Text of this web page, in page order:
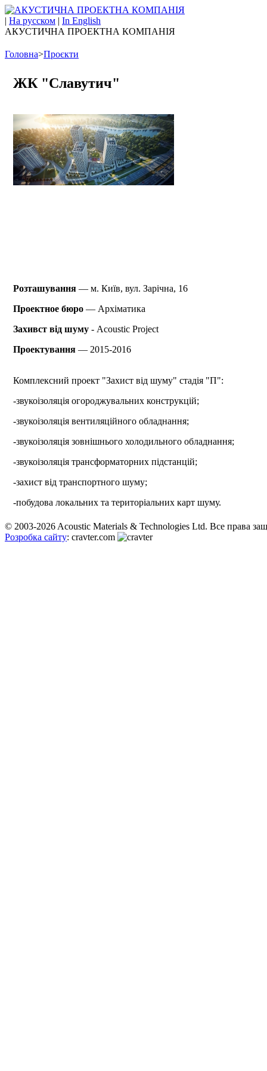
| На русском | In English
АКУСТИЧНА ПРОЕКТНА КОМПАНІЯ
Головна>Проєкти
ЖК "Славутич"
Розташування — м. Київ, вул. Зарічна, 16
Проектное бюро — Архіматика
Захивст від шуму - Acoustic Project
Проектування — 2015-2016
Комплексний проект "Захист від шуму" стадія "П":
-звукоізоляція огороджувальних конструкцій;
-звукоізоляція вентиляційного обладнання;
-звукоізоляція зовнішнього холодильного обладнання;
-звукоізоляція трансформаторних підстанцій;
-захист від транспортного шуму;
-побудова локальних та територіальних карт шуму.
© 2003-2026 Acoustic Materials & Technologies Ltd. Все права
Розробка сайту: cravter.com